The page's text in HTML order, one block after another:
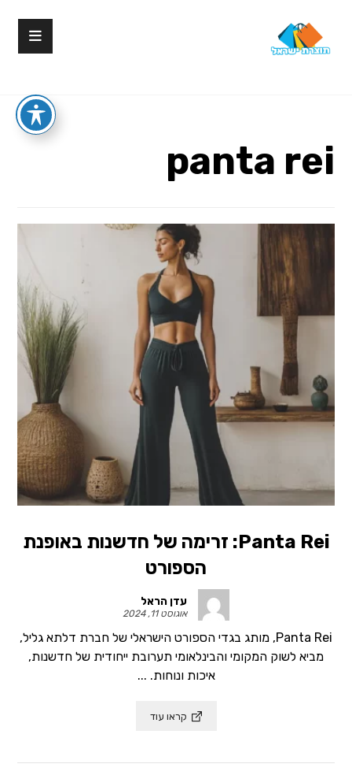
panta rei
Panta Rei: זרימה של חדשנות באופנת
הספורט
עדן הראל
אוגוסט 11, 2024
Panta Rei, מותג בגדי הספורט הישראלי של חברת דלתא גליל,
מביא לשוק המקומי והבינלאומי תערובת ייחודית של חדשנות,
איכות ונוחות. ...
קראו עוד